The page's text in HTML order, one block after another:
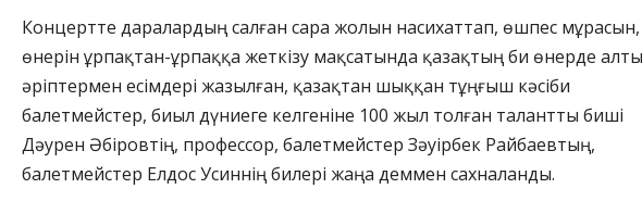
Концертте даралардың салған сара жолын насихаттап, өшпес мұрасын,
өнерін ұрпақтан-ұрпаққа жеткізу мақсатында қазақтың би өнерде
әріптермен есімдері жазылған, қазақ­тан шыққан тұңғыш кәсіби
балетмейстер, биыл дүниеге келгеніне 100 жыл толған талантты биші
Дәурен Әбіровтің, профессор, балетмейстер Зәуірбек Райбаевтың,
балетмейстер Елдос Усиннің билері жаңа деммен сахналанды.